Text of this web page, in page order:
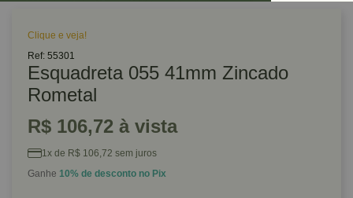
Clique e veja!
Ref: 55301
Esquadreta 055 41mm Zincado
Rometal
R$ 106,72 à vista
1x de R$ 106,72 sem juros
Ganhe 10% de desconto no Pix